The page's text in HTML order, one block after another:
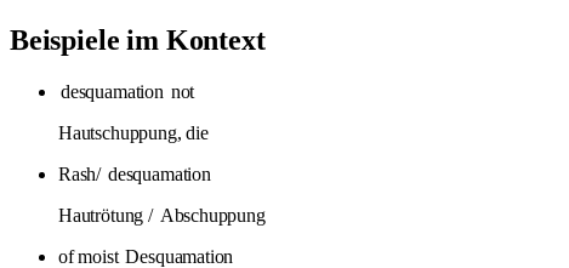
Beispiele im Kontext
desquamation not
Hautschuppung, die
Rash/ desquamation
Hautrötung / Abschuppung
of moist Desquamation